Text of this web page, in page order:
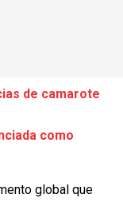
de camarote
como
global que